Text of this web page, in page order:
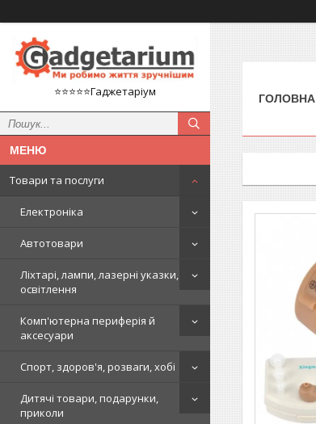
⭐️⭐️⭐️⭐️⭐️Гаджетаріум
Товари та послуги
Електроніка
Автотовари
Ліхтарі, лампи, лазерні указки,
освітлення
Комп'ютерна периферія й
аксесуари
Спорт, здоров'я, розваги, хобі
Дитячі товари, подарунки,
приколи
ГОЛОВНА